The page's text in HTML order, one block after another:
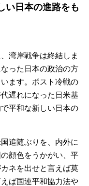
い日本の進路をも
湾岸戦争は終結しま
った日本の政治の方
ます。ポスト冷戦の
遅れになった日米基
平和な新しい日本の
追随ぶりを、内外に
顔色をうかがい、平
ネを出せと言えば莫
ば国連平和協力法や